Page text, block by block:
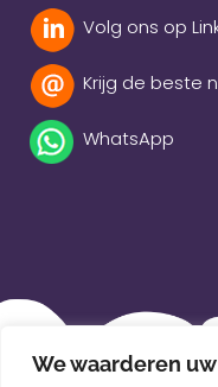
We waarderen
Volg ons op
Krijg de beste
WhatsApp
Beleidsverklaring